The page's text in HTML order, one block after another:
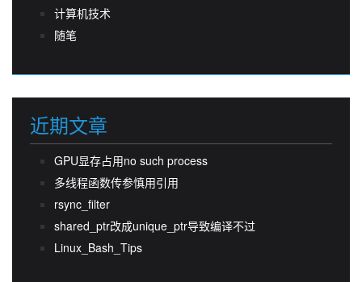
计算机技术
随笔
近期文章
GPU显存占用no such process
多线程函数传参慎用引用
rsync_filter
shared_ptr改成unique_ptr导致编译不过
Linux_Bash_Tips